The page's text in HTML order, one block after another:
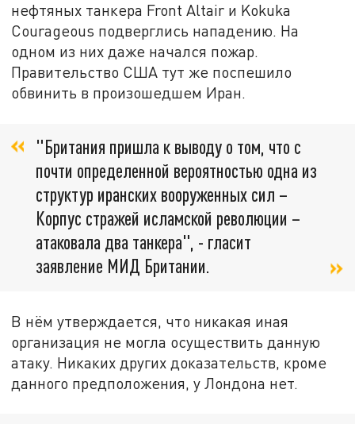
нефтяных танкера Front Altair и Kokuka
Courageous подверглись нападению. На
одном из них даже начался пожар.
Правительство США тут же поспешило
обвинить в произошедшем Иран.
"Британия пришла к выводу о том, что с
почти определенной вероятностью одна из
структур иранских вооруженных сил –
Корпус стражей исламской революции –
атаковала два танкера", - гласит
заявление МИД Британии.
В нём утверждается, что никакая иная
организация не могла осуществить данную
атаку. Никаких других доказательств, кроме
данного предположения, у Лондона нет.